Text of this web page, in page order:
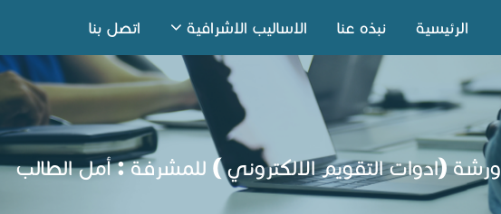
الرئيسية نبذه عنا الاساليب الاشرافية اتصل بنا
ورشة (ادوات التقويم الالكتروني ) للمشرفة : أمل الطالب